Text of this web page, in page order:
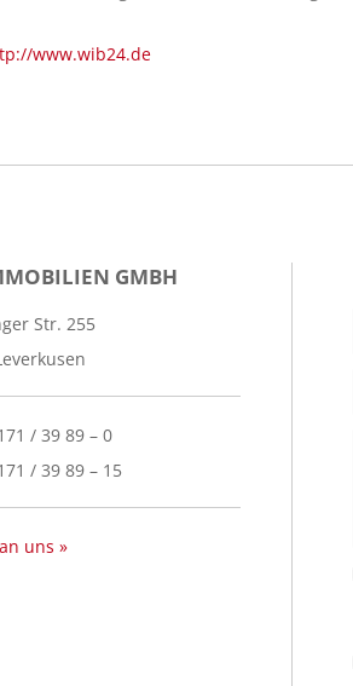
www.wib24.de
GMBH
Str. 255
/ 39 89 – 0
/ 39 89 – 15
uns »